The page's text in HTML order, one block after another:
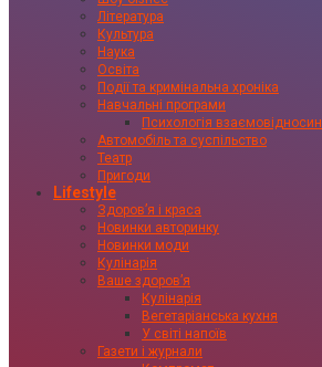
Література
Культура
Наука
Освіта
Події та кримінальна хроніка
Навчальні програми
Психологія взаємовідносин
Автомобіль та суспільство
Театр
Пригоди
Lifestyle
Здоровʼя і краса
Новинки авторинку
Новинки моди
Кулінарія
Ваше здоровʼя
Кулінарія
Вегетаріанська кухня
У світі напоїв
Газети і журнали